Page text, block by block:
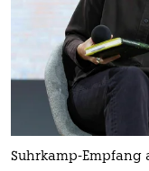
Suhrkamp-Empfang